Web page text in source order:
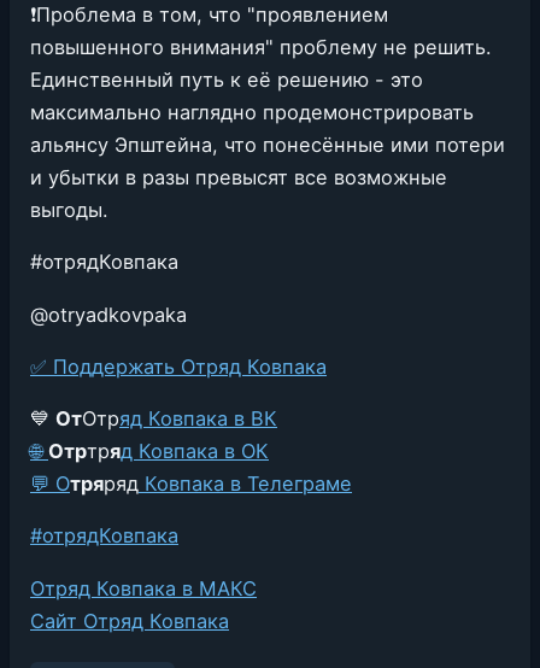
❗️Проблема в том, что "проявлением
повышенного внимания" проблему не решить.
Единственный путь к её решению - это
максимально наглядно продемонстрировать
альянсу Эпштейна, что понесённые ими потери
и убытки в разы превысят все возможные
выгоды.
#отрядКовпака
@otryadkovpaka
✅ Поддержать Отряд Ковпака
💙 ОтОтряд Ковпака в ВК
🌐Отртряд Ковпака в ОК
💬 Отряряд Ковпака в Телеграме
#отрядКовпака
Отряд Ковпака в МАКС
Сайт Отряд Ковпака